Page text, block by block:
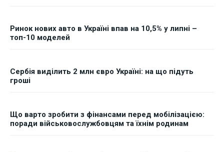
Ринок нових авто в Україні впав на 10,5% у липні –
топ-10 моделей
Сербія виділить 2 млн євро Україні: на що підуть
гроші
Що варто зробити з фінансами перед мобілізацією:
поради військовослужбовцям та їхнім родинам